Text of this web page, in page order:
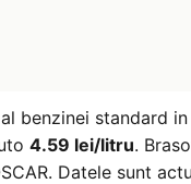
benzinei standard in
4.59 lei/litru.
Datele sunt